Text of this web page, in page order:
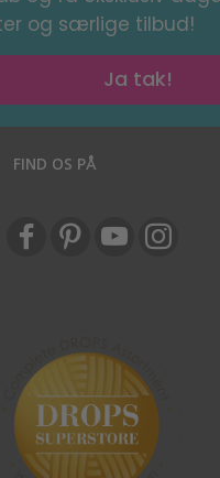
og særlige tilbud!
Ja tak!
FIND OS PÅ